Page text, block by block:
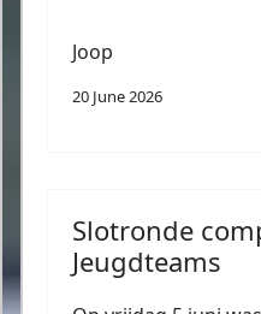
Joop
20 June 2026
Slotronde
Jeugdteams